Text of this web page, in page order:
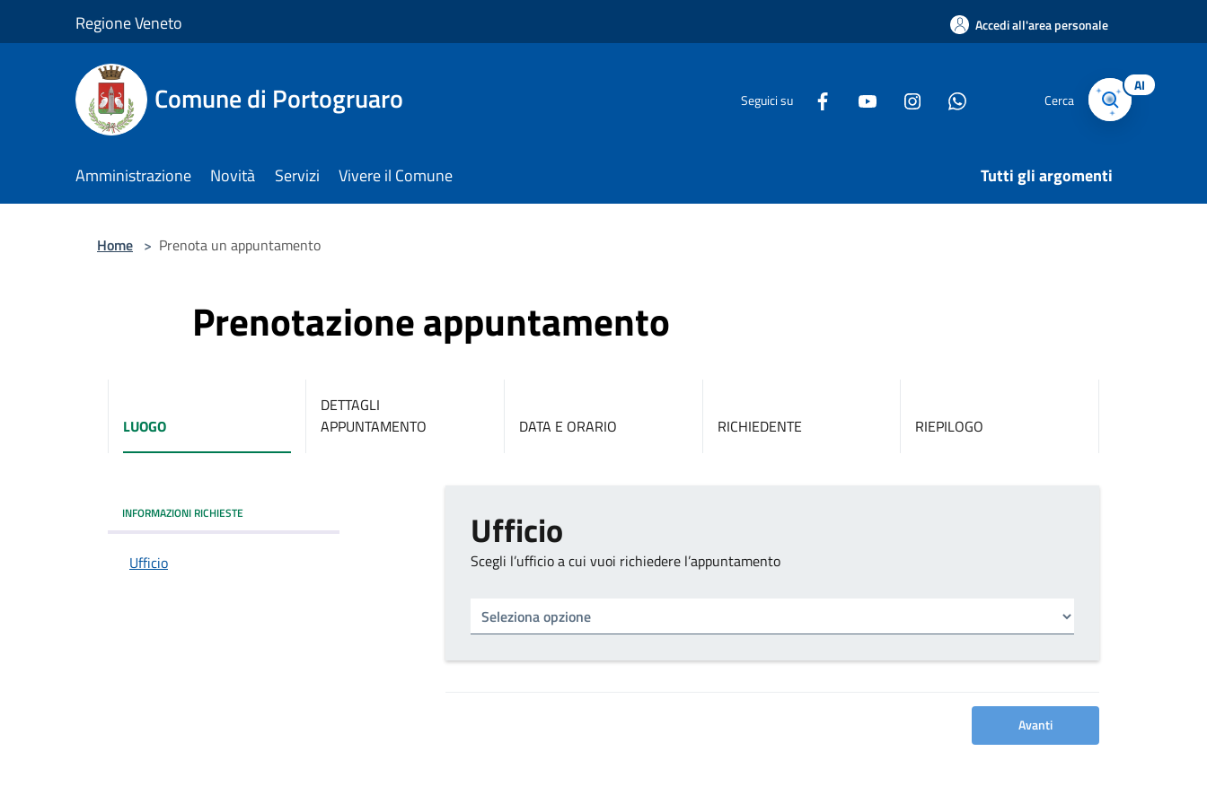
Regione Veneto Accedi all'area personale
Comune di Portogruaro Seguici su Cerca
AI
Amministrazione Novità Servizi Vivere il Comune Tutti gli argomenti
Home > Prenota un appuntamento
Prenotazione appuntamento
LUOGO
DETTAGLI
APPUNTAMENTO
DATA E ORARIO RICHIEDENTE RIEPILOGO
INFORMAZIONI RICHIESTE
Ufficio
Ufficio
Scegli l’ufficio a cui vuoi richiedere l’appuntamento
Avanti